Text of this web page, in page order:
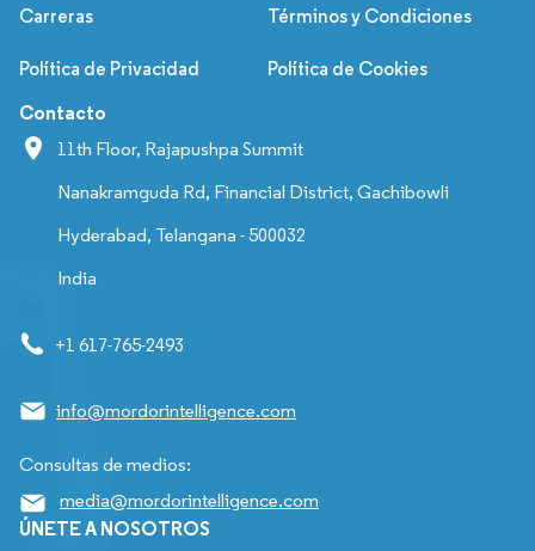
Carreras Términos y Condiciones
Política de Privacidad Política de Cookies
Contacto
11th Floor, Rajapushpa Summit
Nanakramguda Rd, Financial District, Gachibowli
Hyderabad, Telangana - 500032
India
+1 617-765-2493
info@mordorintelligence.com
Consultas de medios:
media@mordorintelligence.com
ÚNETE A NOSOTROS